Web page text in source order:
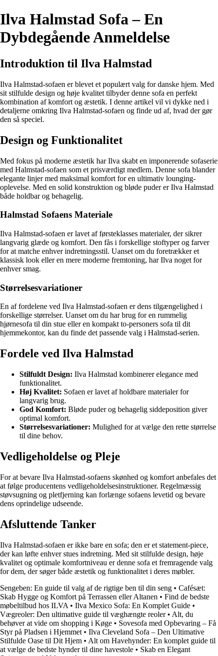
Ilva Halmstad Sofa – En
Dybdegående Anmeldelse
Introduktion til Ilva Halmstad
Ilva Halmstad-sofaen er blevet et populært valg for danske hjem. Med
sit stilfulde design og høje kvalitet tilbyder denne sofa en perfekt
kombination af komfort og æstetik. I denne artikel vil vi dykke ned i
detaljerne omkring Ilva Halmstad-sofaen og finde ud af, hvad der gør
den så speciel.
Design og Funktionalitet
Med fokus på moderne æstetik har Ilva skabt en imponerende sofaserie
med Halmstad-sofaen som et prisværdigt medlem. Denne sofa blander
elegante linjer med maksimal komfort for en ultimativ lounging-
oplevelse. Med en solid konstruktion og bløde puder er Ilva Halmstad
både holdbar og behagelig.
Halmstad Sofaens Materiale
Ilva Halmstad-sofaen er lavet af førsteklasses materialer, der sikrer
langvarig glæde og komfort. Den fås i forskellige stoftyper og farver
for at matche enhver indretningsstil. Uanset om du foretrækker et
klassisk look eller en mere moderne fremtoning, har Ilva noget for
enhver smag.
Størrelsesvariationer
En af fordelene ved Ilva Halmstad-sofaen er dens tilgængelighed i
forskellige størrelser. Uanset om du har brug for en rummelig
hjørnesofa til din stue eller en kompakt to-personers sofa til dit
hjemmekontor, kan du finde det passende valg i Halmstad-serien.
Fordele ved Ilva Halmstad
Stilfuldt Design: Ilva Halmstad kombinerer elegance med
funktionalitet.
Høj Kvalitet: Sofaen er lavet af holdbare materialer for
langvarig brug.
God Komfort: Bløde puder og behagelig siddeposition giver
optimal komfort.
Størrelsesvariationer: Mulighed for at vælge den rette størrelse
til dine behov.
Vedligeholdelse og Pleje
For at bevare Ilva Halmstad-sofaens skønhed og komfort anbefales det
at følge producentens vedligeholdelsesinstruktioner. Regelmæssig
støvsugning og pletfjerning kan forlænge sofaens levetid og bevare
dens oprindelige udseende.
Afsluttende Tanker
Ilva Halmstad-sofaen er ikke bare en sofa; den er et statement-piece,
der kan løfte enhver stues indretning. Med sit stilfulde design, høje
kvalitet og optimale komfortniveau er denne sofa et fremragende valg
for dem, der søger både æstetik og funktionalitet i deres møbler.
Sengeben: En guide til valg af de rigtige ben til din seng • Cafésæt:
Skab Hygge og Komfort på Terrassen eller Altanen • Find de bedste
møbeltilbud hos ILVA • Ilva Mexico Sofa: En Komplet Guide •
Vægreoler: Den ultimative guide til væghængte reoler• Alt, du
behøver at vide om shopping i Køge • Sovesofa med Opbevaring – Få
Styr på Pladsen i Hjemmet • Ilva Cleveland Sofa – Den Ultimative
Stilfulde Oase til Dit Hjem • Alt om Havehynder: En komplet guide til
at vælge de bedste hynder til dine havestole • Skab en Elegant